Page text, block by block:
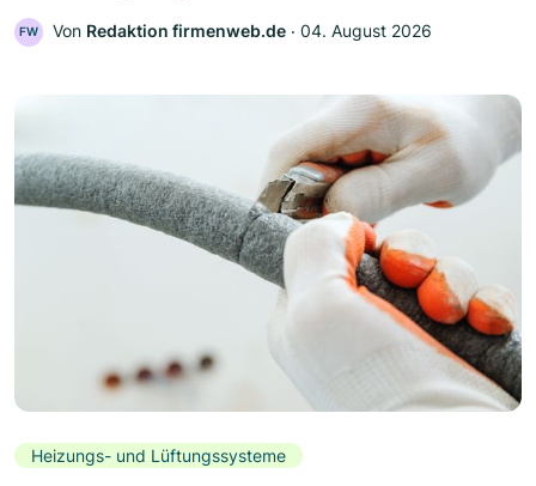
FW Von Redaktion firmenweb.de ‧ 04. August 2026
Heizungs- und Lüftungssysteme